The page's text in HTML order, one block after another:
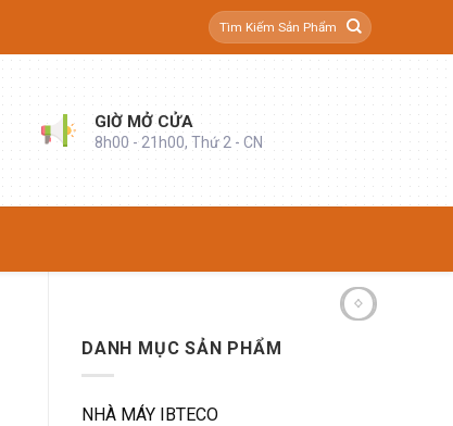
Tìm
kiếm:
GIỜ MỞ CỬA
8h00 - 21h00, Thứ 2 - CN
DANH MỤC SẢN PHẨM
NHÀ MÁY IBTECO